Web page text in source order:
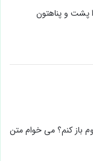
پشت و پناهتون
کروم باز کنم؟ می خوام متن